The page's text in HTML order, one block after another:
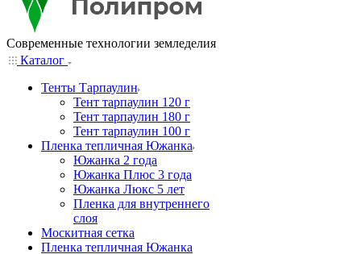
Современные технологии земледелия
Каталог
Тенты Тарпаулин
Тент тарпаулин 120 г
Тент тарпаулин 180 г
Тент тарпаулин 100 г
Пленка тепличная Южанка
Южанка 2 года
Южанка Плюс 3 года
Южанка Люкс 5 лет
Пленка для внутреннего
слоя
Москитная сетка
Пленка тепличная Южанка